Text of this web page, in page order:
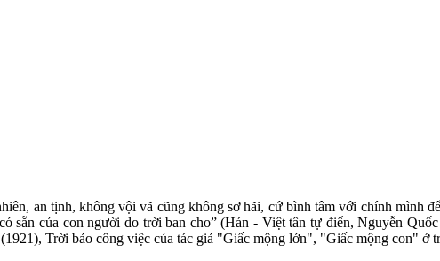
an tịnh, không vội vã cũng không sơ hãi, cứ bình tâm với chính mình
sẵn của con người do trời ban cho” (Hán - Việt tân tự điển, Nguyễn
Trời bảo công việc của tác giả "Giấc mộng lớn", "Giấc mộng con" ở